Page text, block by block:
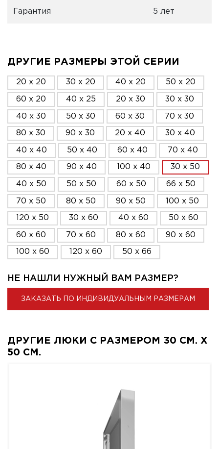
Гарантия 5 лет
ДРУГИЕ РАЗМЕРЫ ЭТОЙ СЕРИИ
20 x 20 30 x 20 40 x 20 50 x 20
60 x 20 40 x 25 20 x 30 30 x 30
40 x 30 50 x 30 60 x 30 70 x 30
80 x 30 90 x 30 20 x 40 30 x 40
40 x 40 50 x 40 60 x 40 70 x 40
80 x 40 90 x 40 100 x 40 30 x 50
40 x 50 50 x 50 60 x 50 66 x 50
70 x 50 80 x 50 90 x 50 100 x 50
120 x 50 30 x 60 40 x 60 50 x 60
60 x 60 70 x 60 80 x 60 90 x 60
100 x 60 120 x 60 50 x 66
НЕ НАШЛИ НУЖНЫЙ ВАМ РАЗМЕР?
ЗАКАЗАТЬ ПО ИНДИВИДУАЛЬНЫМ РАЗМЕРАМ
ДРУГИЕ ЛЮКИ С РАЗМЕРОМ 30 СМ. X
50 СМ.